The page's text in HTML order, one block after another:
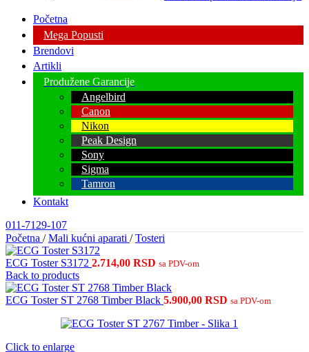
Početna
Mega Popusti
Brendovi
Artikli
Produžene Garancije
Angelbird
Canon
Nikon
Peak Design
Sony
Sigma
Tamron
Kontakt
011-7129-107
Početna / Mali kućni aparati / Tosteri
ECG Toster S3172 2.714,00 RSD sa PDV-om
Back to products
ECG Toster ST 2768 Timber Black 5.900,00 RSD sa PDV-om
Click to enlarge